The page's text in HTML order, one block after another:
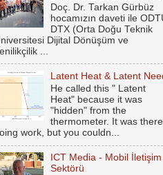
Doç. Dr. Tarkan Gürbüz
hocamızın daveti ile
DTX (Orta Doğu Teknik
Dijital Dönüşüm ve
...
Latent Heat & Latent
He called this " Latent
Heat" because it was
"hidden" from the
thermometer. It was
work, but you couldn...
ICT Media - Mobil İletişim
Sektörü